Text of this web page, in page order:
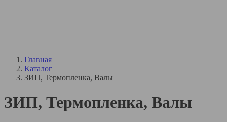
Главная
Каталог
ЗИП, Термопленка, Валы
ЗИП, Термопленка, Валы